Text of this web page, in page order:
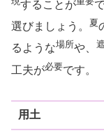
することが
選びましょう。
夏
るような場所や、
工夫が必要です。
用土